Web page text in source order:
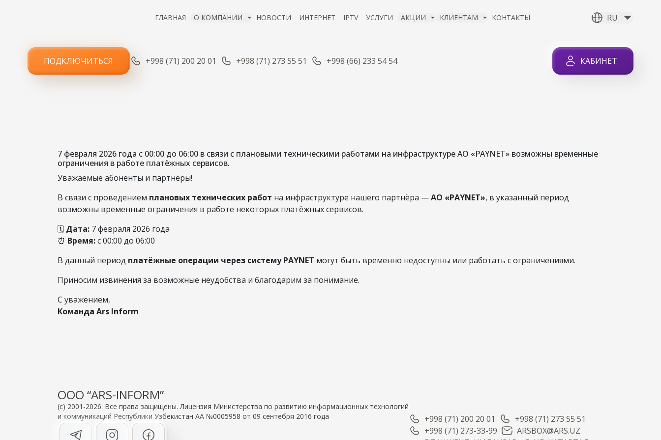
RU
ГЛАВНАЯ О КОМПАНИИ НОВОСТИ ИНТЕРНЕТ IPTV УСЛУГИ АКЦИИ КЛИЕНТАМ КОНТАКТЫ
ПОДКЛЮЧИТЬСЯ +998 (71) 200 20 01 +998 (71) 273 55 51 +998 (66) 233 54 54 КАБИНЕТ
7 февраля 2026 года с 00:00 до 06:00 в связи с плановыми техническими работами на инфраструктуре АО «PAYNET» возможны временные
ограничения в работе платёжных сервисов.
Уважаемые абоненты и партнёры!
В связи с проведением плановых технических работ на инфраструктуре нашего партнёра —АО «PAYNET», в указанный период
возможны временные ограничения в работе некоторых платёжных сервисов.
🗓 Дата: 7 февраля 2026 года
⏰ Время:с 00:00 до 06:00
В данный период платёжные операции через систему PAYNET могут быть временно недоступны или работать с ограничениями.
Приносим извинения за возможные неудобства и благодарим за понимание.
С уважением,
Команда Ars Inform
OOO “ARS-INFORM”
(c) 2001-2026. Все права защищены. Лицензия Министерства по развитию информационных технологий
и коммуникаций Республики Узбекистан АА №0005958 от 09 сентебря 2016 года
+998 (71) 200 20 01
+998 (71) 273 55 51
+998 (71) 273-33-99
ARSBOX@ARS.UZ